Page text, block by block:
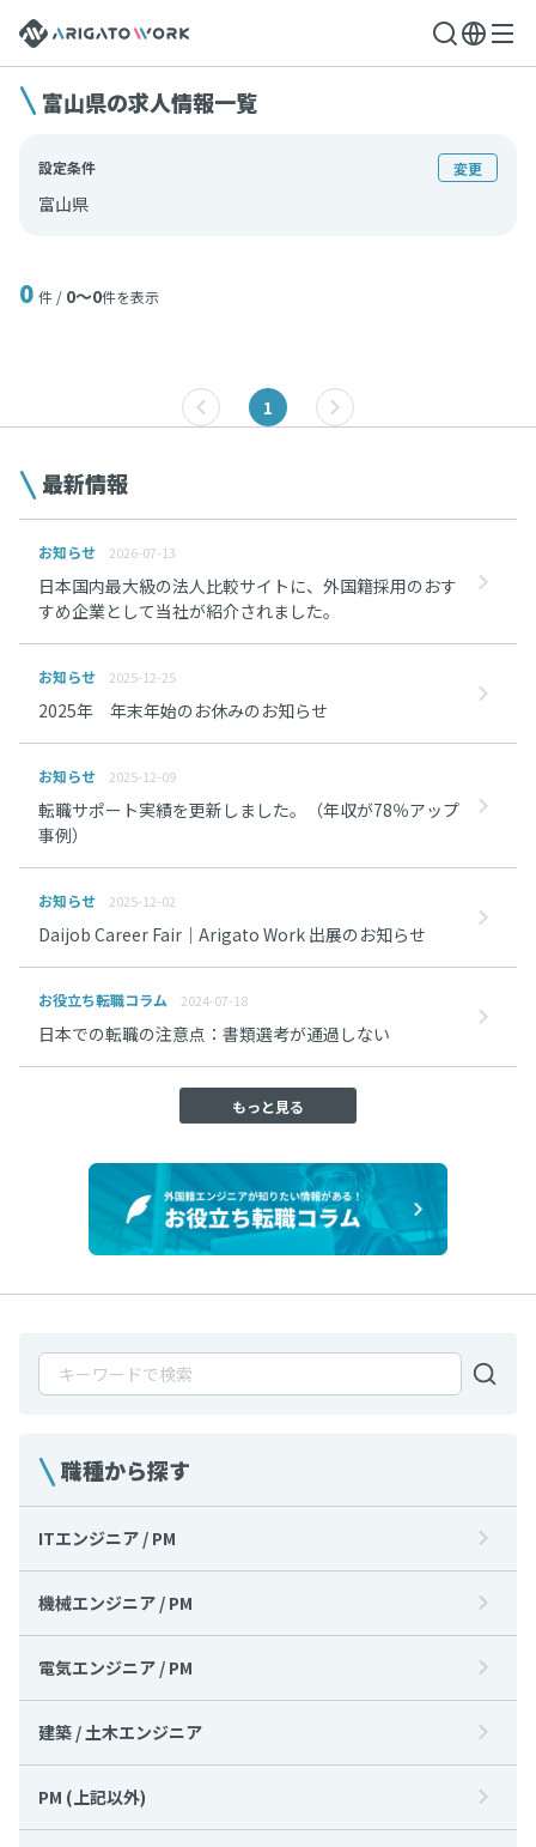
富山県の求人情報一覧
設定条件 変更
富山県
0 件 / 0〜0件を表示
1
職種から探す
ITエンジニア / PM
機械エンジニア / PM
電気エンジニア / PM
建築 / 土木エンジニア
PM (上記以外)
最新情報
お知らせ 2026-07-13
日本国内最大級の法人比較サイトに、外国籍採用のおす
すめ企業として当社が紹介されました。
お知らせ 2025-12-25
2025年 年末年始のお休みのお知らせ
お知らせ 2025-12-09
転職サポート実績を更新しました。（年収が78％アップ
事例）
お知らせ 2025-12-02
Daijob Career Fair｜Arigato Work 出展のお知らせ
お役立ち転職コラム 2024-07-18
日本での転職の注意点：書類選考が通過しない
もっと見る